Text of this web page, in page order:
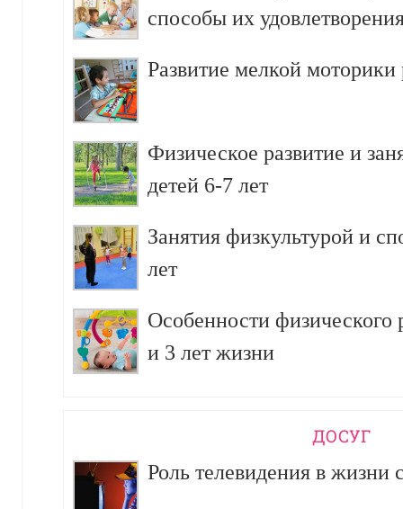
способы их
Развитие мелкой моторики
Физическое развитие и
детей 6-7 лет
Занятия физкультурой и
лет
Особенности физического
и 3 лет жизни
ДОСУГ
Роль телевидения в жизни